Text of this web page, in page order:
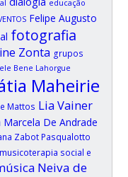
educação
Felipe Augusto
fotografia
Zonta grupos
Bene Lahorgue
Maheirie
Mattos Lia Vainer
Marcela De Andrade
Zabot Pasqualotto
musicoterapia social e
Neiva de